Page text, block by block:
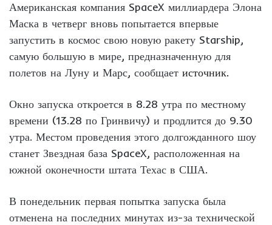
Американская компания SpaceX миллиардера Элона
Маска в четверг вновь попытается впервые
запустить в космос свою новую ракету Starship,
самую большую в мире, предназначенную для
полетов на Луну и Марс, сообщает источник.
Окно запуска откроется в 8.28 утра по местному
времени (13.28 по Гринвичу) и продлится до 9.30
утра. Местом проведения этого долгожданного шоу
станет Звездная база SpaceX, расположенная на
южной оконечности штата Техас в США.
В понедельник первая попытка запуска была
отменена на последних минутах из-за технической